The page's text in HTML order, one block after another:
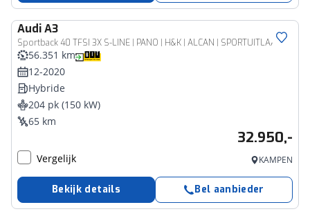
AudiA3
Sportback 40 TFSI 3X S-LINE | PANO | H&K | ALCAN | SPORTUITLAAT
56.351 km
12-2020
Hybride
204 pk (150 kW)
65 km
32.950,-
Vergelijk KAMPEN
Bekijk details Bel aanbieder